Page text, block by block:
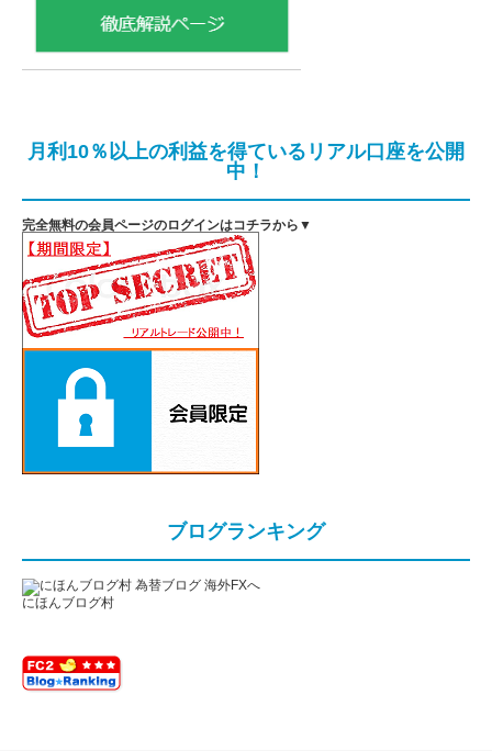
月利10％以上の利益を得ているリアル口座を公開
中！
完全無料の会員ページのログインはコチラから▼
ブログランキング
にほんブログ村